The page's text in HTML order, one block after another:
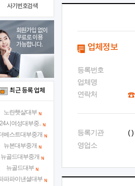
업체정보
등록번호
업체명
연락처
등록기관
( )
영업소
사기번호검색
회원가입 없이
무료로 이용
가능합니다.
최근 등록 업체
노란햇살대부
시여성대부중..
베스트대부중개
뉴본대부중개
뉴골드대부중개
뉴골드대부
파파이낸셜대부